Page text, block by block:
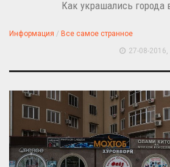
Как украшались
Информация / Все самое странное
27-08-2016,